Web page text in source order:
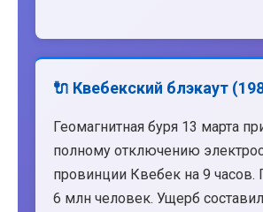
🔌 Квебекский блэкаут
Геомагнитная буря 13 марта
полному отключению
провинции Квебек на 9 часов.
6 млн человек. Ущерб